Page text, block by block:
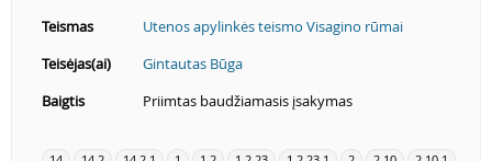
Teismas
Utenos apylinkės teismo Visagino rūmai
Teisėjas(ai)
Gintautas Būga
Baigtis
Priimtas baudžiamasis įsakymas